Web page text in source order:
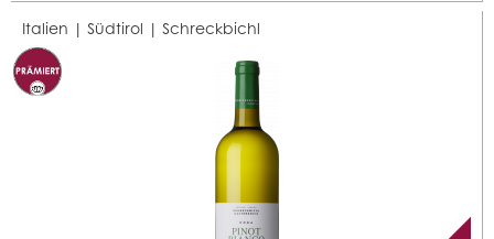
Italien | Südtirol |Schreckbichl